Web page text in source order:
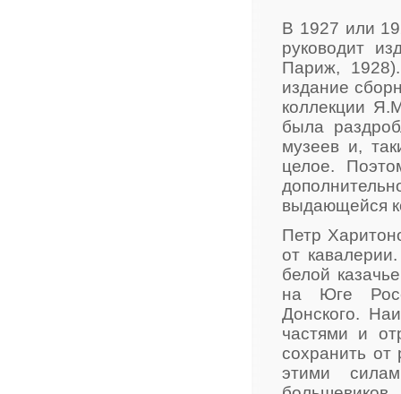
В 1927 или
руководит
Париж,
издание
коллекции
была
музеев и,
целое.
выдающейся
Петр
от
белой
на Юге
Донского.
частями и
сохранить от
этими